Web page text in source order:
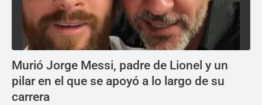
Murió Jorge Messi, padre de Lionel y un
pilar en el que se apoyó a lo largo de su
carrera